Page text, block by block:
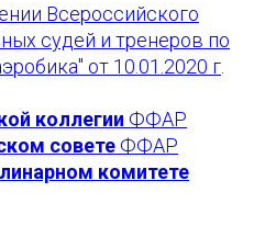
Всероссийского
судей и тренеров по
от 10.01.2020 г
коллегии ФФАР
совете ФФАР
комитете